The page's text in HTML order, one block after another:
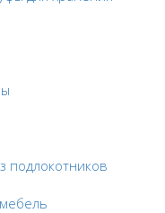
подлокотников